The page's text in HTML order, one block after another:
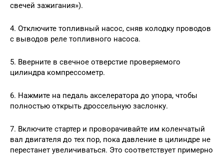
свечей зажигания»).
4. Отключите топливный насос, сняв колодку проводов
с выводов реле топливного насоса.
5. Вверните в свечное отверстие проверяемого
цилиндра компрессометр.
6. Нажмите на педаль акселератора до упора, чтобы
полностью открыть дроссельную заслонку.
7. Включите стартер и проворачивайте им коленчатый
вал двигателя до тех пор, пока давление в цилиндре не
перестанет увеличиваться. Это соответствует примерно